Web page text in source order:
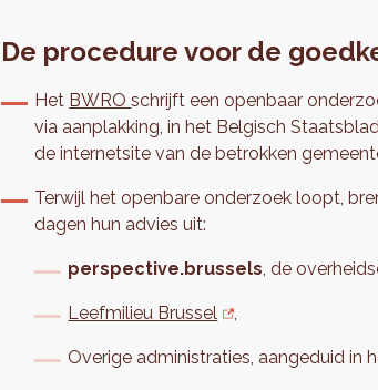
De procedure voor de
Het BWROschrijft een openbaar
via aanplakking, in het Belgisch
de internetsite van de betrokken
Terwijl het openbare onderzoek loopt,
dagen hun advies uit:
perspective.brussels, de
Leefmilieu Brussel ,
Overige administraties, aangeduid in